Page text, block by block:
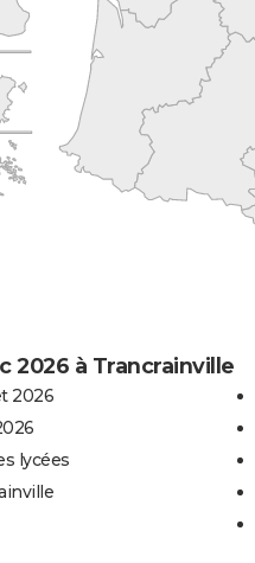
2026 à Trancrainville
2026
lycées